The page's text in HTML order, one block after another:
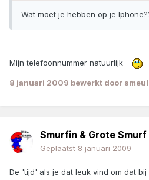
Wat moet je hebben op je
Mijn telefoonnummer natuurlijk
8 januari 2009 bewerkt door
Smurfin & Grote Smurf
Geplaatst 8 januari 2009
De 'tijd' als je dat leuk vind om dat bij